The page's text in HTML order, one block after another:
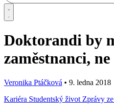
Doktorandi by
zaměstnanci,
Veronika Ptáčková • 9. ledna 2018
Kariéra Studentský život Zprávy